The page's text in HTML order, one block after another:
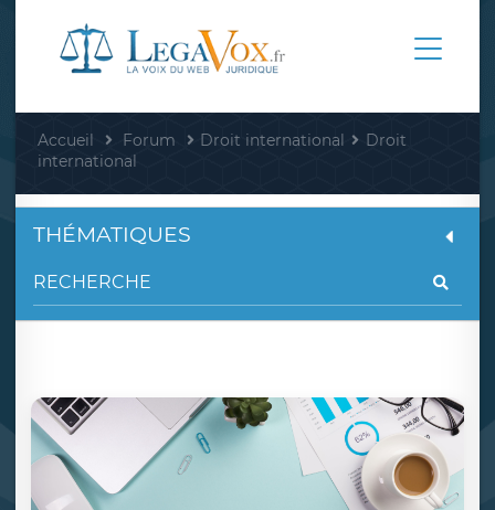
Accueil Forum Droit international
Droit
international
THÉMATIQUES